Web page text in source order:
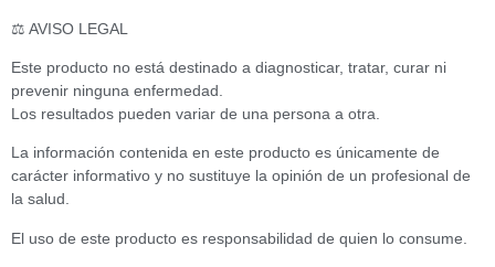
⚖️ AVISO LEGAL
Este producto no está destinado a diagnosticar, tratar, curar ni
prevenir ninguna enfermedad.
Los resultados pueden variar de una persona a otra.
La información contenida en este producto es únicamente de
carácter informativo y no sustituye la opinión de un profesional de
la salud.
El uso de este producto es responsabilidad de quien lo consume.